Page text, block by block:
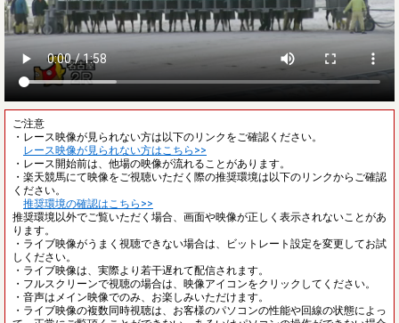
ご注意
・レース映像が見られない方は以下のリンクをご確認ください。
レース映像が見られない方はこちら>>
・レース開始前は、他場の映像が流れることがあります。
・楽天競馬にて映像をご視聴いただく際の推奨環境は以下のリンクからご確認
ください。
推奨環境の確認はこちら>>
推奨環境以外でご覧いただく場合、画面や映像が正しく表示されないことがあ
ります。
・ライブ映像がうまく視聴できない場合は、ビットレート設定を変更してお試
しください。
・ライブ映像は、実際より若干遅れて配信されます。
・フルスクリーンで視聴の場合は、映像アイコンをクリックしてください。
・音声はメイン映像でのみ、お楽しみいただけます。
・ライブ映像の複数同時視聴は、お客様のパソコンの性能や回線の状態によっ